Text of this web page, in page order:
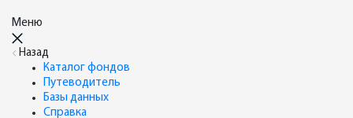
Меню
Назад
Каталог фондов
Путеводитель
Базы данных
Справка